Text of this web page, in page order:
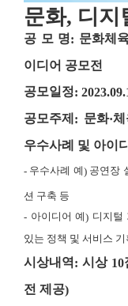
문화, 디지
공 모 명: 문화체
이디어 공모전
공모일정:
공모주제 : 문화·체
우수사례 및 아이
- 우수사례 예 ) 공연장
션 구축 등
- 아이디어 예) 디지털
있는 정책 및 서비스 기
시상내역 :시상 10
전 제공)